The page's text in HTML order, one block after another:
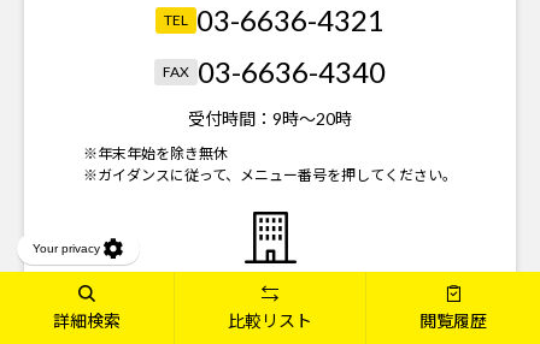
TEL 03-6636-4321
FAX 03-6636-4340
受付時間： 9時～20時
※年末年始を除き無休
※ガイダンスに従って、メニュー番号を押してください。
法人のお客様
詳細検索 比較リスト 閲覧履歴